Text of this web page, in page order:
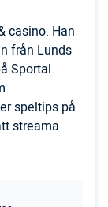
casino. Han
från Lunds
Sportal.
speltips på
streama